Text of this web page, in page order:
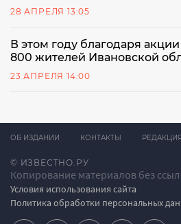
28 АПРЕЛЯ 13:05
В этом году благодаря
800 жителей Ивановской
23 АПРЕЛЯ 14:00
© ИЗВЕСТНО.РУ
Копирование материалов без
Условия использования сайта
Политика обработки персональных
ОБ ИЗДАНИИ КОНТАКТЫ РЕДАКЦИЯ